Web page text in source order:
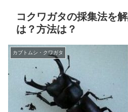
コクワガタの採集法を
は？方法は？
カブトムシ・クワガタ